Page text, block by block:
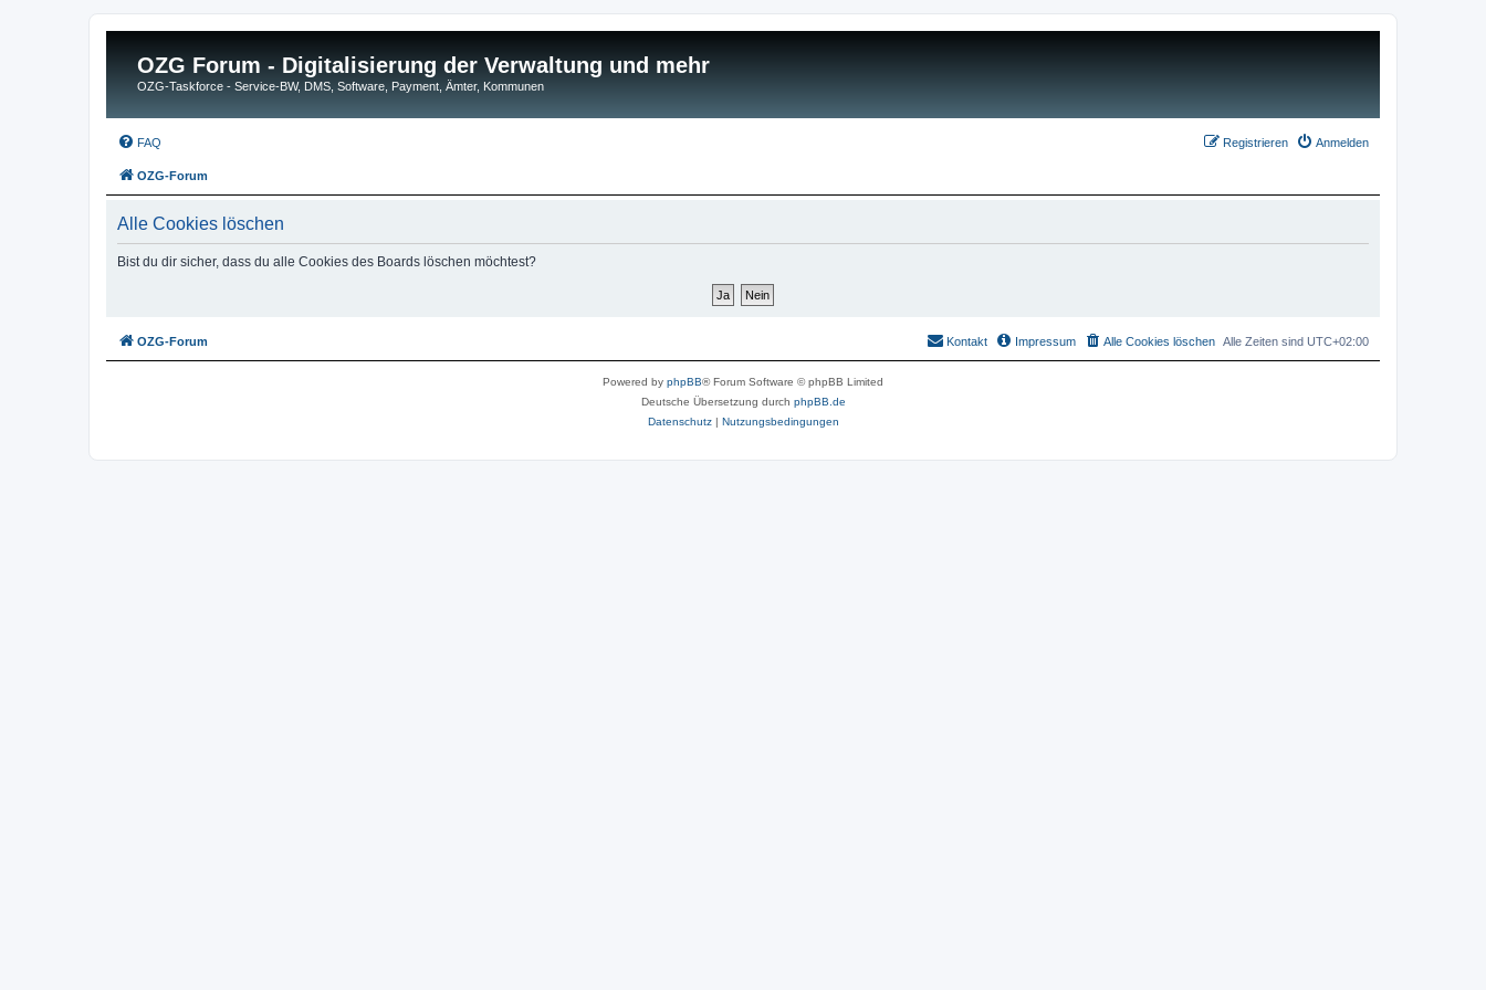
OZG Forum - Digitalisierung der Verwaltung und mehr
OZG-Taskforce - Service-BW, DMS, Software, Payment, Ämter, Kommunen
FAQ Anmelden
Registrieren
OZG-Forum
Alle Cookies löschen
Bist du dir sicher, dass du alle Cookies des Boards löschen möchtest?
OZG-Forum Alle Zeiten sind UTC+02:00
Alle Cookies löschen
Impressum
Kontakt
Powered by phpBB® Forum Software © phpBB Limited
Deutsche Übersetzung durch phpBB.de
Datenschutz| Nutzungsbedingungen